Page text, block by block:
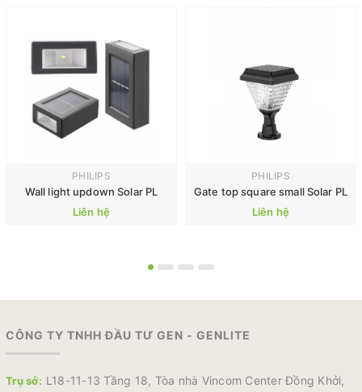
PHILIPS
Wall light updown Solar PL
Liên hệ
PHILIPS
Gate top square small Solar PL
Liên hệ
CÔNG TY TNHH ĐẦU TƯ GEN - GENLITE
Trụ sở: L18-11-13 Tầng 18, Tòa nhà Vincom Center Đồng Khởi,